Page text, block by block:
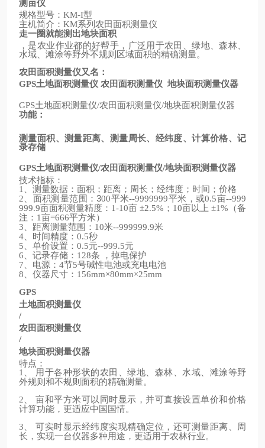
测亩仪
规格型号： KM-I型
主机简介： KM系列农田面积测量仪
走一圈就能测出地块面积
，是农业作业都的好帮手，广泛用于农田、绿地、森林、
水域、滩涂等野外不规则区域面积的精确测量。
农田面积测量仪又名：
GPS土地面积测量仪 农田面积测量仪 地块面积测量仪器
GPS土地面积测量仪/农田面积测量仪/地块面积测量仪器
功能：
测量面积、测量距离、测量周长、经纬度、计算价格、记
录存储
GPS土地面积测量仪/农田面积测量仪/地块面积测量仪器
技术指标：
1 、测量数据：面积；距离；周长；经纬度；时间；价格
2 、面积测量范围：300平米--9999999平米，或0.5亩--999
999.9亩面积测量精度： 1-10亩 ±2.5% ； 10亩以上 ±1% （备
注： 1亩=666平方米）
3 、距离测量范围： 10米--999999.9米
4 、时间精度： 0.5秒
5 、单价设置： 0.5元--999.5元
6 、记录存储： 128条 ，掉电保护
7 、电源： 4节5号碱性电池或充电电池
8 、仪器尺寸： 156mm×80mm×25mm
GPS
土地面积测量仪
/
农田面积测量仪
/
地块面积测量仪器
特点：
1
用于各种形状的农田、绿地、森林、水域、滩涂等野
外规则和不规则面积的精确测量。
2
亩和平方米可以同时显示，并可直接设置单价和价格
计算功能，更适应中国国情。
3
可实时显示经纬度实现精确定位，还可测量距离、周
长，实现一台仪器多种用途，更适用于农林行业。